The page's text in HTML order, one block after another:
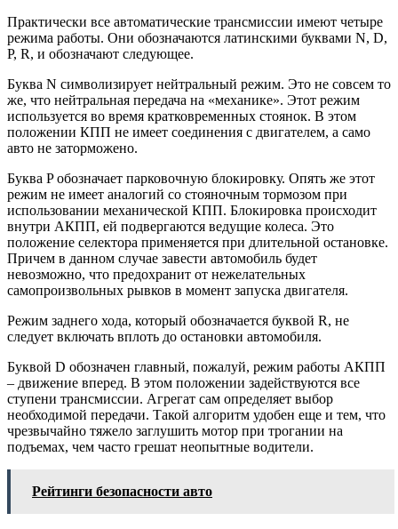
Практически все автоматические трансмиссии имеют четыре
режима работы. Они обозначаются латинскими буквами N, D,
P, R, и обозначают следующее.
Буква N символизирует нейтральный режим. Это не совсем то
же, что нейтральная передача на «механике». Этот режим
используется во время кратковременных стоянок. В этом
положении КПП не имеет соединения с двигателем, а само
авто не заторможено.
Буква P обозначает парковочную блокировку. Опять же этот
режим не имеет аналогий со стояночным тормозом при
использовании механической КПП. Блокировка происходит
внутри АКПП, ей подвергаются ведущие колеса. Это
положение селектора применяется при длительной остановке.
Причем в данном случае завести автомобиль будет
невозможно, что предохранит от нежелательных
самопроизвольных рывков в момент запуска двигателя.
Режим заднего хода, который обозначается буквой R, не
следует включать вплоть до остановки автомобиля.
Буквой D обозначен главный, пожалуй, режим работы АКПП
– движение вперед. В этом положении задействуются все
ступени трансмиссии. Агрегат сам определяет выбор
необходимой передачи. Такой алгоритм удобен еще и тем, что
чрезвычайно тяжело заглушить мотор при трогании на
подъемах, чем часто грешат неопытные водители.
Рейтинги безопасности авто